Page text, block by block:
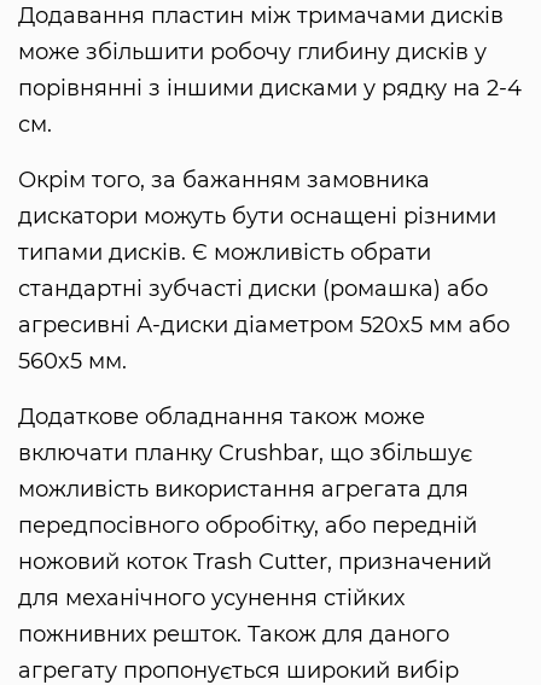
Додавання пластин між тримачами дисків
може збільшити робочу глибину дисків у
порівнянні з іншими дисками у рядку на 2-4
см.
Окрім того, за бажанням замовника
дискатори можуть бути оснащені різними
типами дисків. Є можливість обрати
стандартні зубчасті диски (ромашка) або
агресивні А-диски діаметром 520x5 мм або
560x5 мм.
Додаткове обладнання також може
включати планку Crushbar, що збільшує
можливість використання агрегата для
передпосівного обробітку, або передній
ножовий коток Trash Cutter, призначений
для механічного усунення стійких
пожнивних решток. Також для даного
агрегату пропонується широкий вибір